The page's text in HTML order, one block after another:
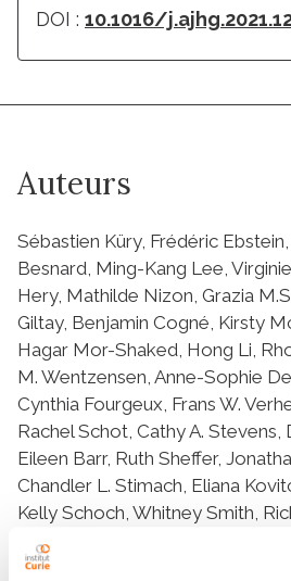
DOI : 10.1016/
Auteurs
Sébastien Küry, Frédéric
Besnard, Ming-Kang Lee,
Hery, Mathilde Nizon, Grazia
Giltay, Benjamin Cogné, Kirsty
Hagar Mor-Shaked, Hong Li,
M. Wentzensen, Anne-Sophie
Cynthia Fourgeux, Frans W.
Rachel Schot, Cathy A. Stevens,
Eileen Barr, Ruth Sheffer,
Chandler L. Stimach, Eliana
Kelly Schoch, Whitney Smith,
Jaarsveld, Anna C.E. Hurst,
Baugh, Suzanne G. Bohm, Emílie